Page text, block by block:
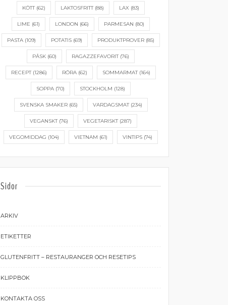
KÖTT(62) LAKTOSFRITT(88) LAX (83)
LIME (61) LONDON (66) PARMESAN (80)
PASTA (109) POTATIS (69) PRODUKTPROVER (85)
PÅSK (60) RAGAZZEFAVORIT(76)
RECEPT(1286) RÖRA (62) SOMMARMAT(164)
SOPPA (70) STOCKHOLM (128)
SVENSKA SMAKER(65) VARDAGSMAT(234)
VEGANSKT(76) VEGETARISKT(287)
VEGOMIDDAG (104) VIETNAM (61) VINTIPS (74)
Sidor
ARKIV
ETIKETTER
GLUTENFRITT – RESTAURANGER OCH RESETIPS
KLIPPBOK
KONTAKTA OSS